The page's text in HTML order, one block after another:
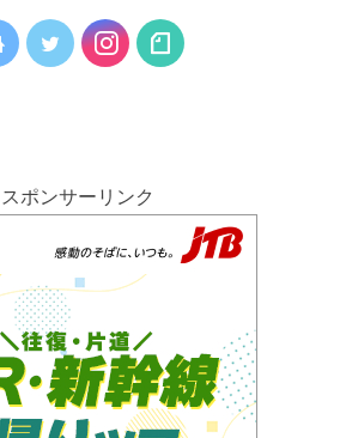
スポンサーリンク